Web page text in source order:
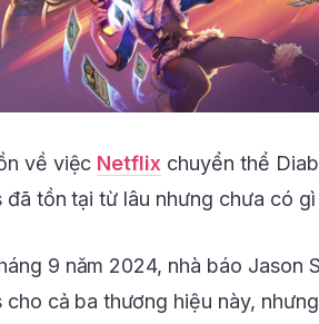
về việc Netflix chuyển thể
đã tồn tại từ lâu nhưng chưa có
9 năm 2024, nhà báo Jason
cho cả ba thương hiệu này,